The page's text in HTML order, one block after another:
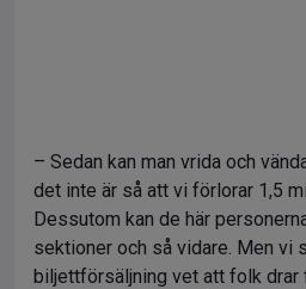
– Sedan kan man vrida och
det inte är så att vi förlorar 1,5
Dessutom kan de här
sektioner och så vidare. Men vi
biljettförsäljning vet att folk drar